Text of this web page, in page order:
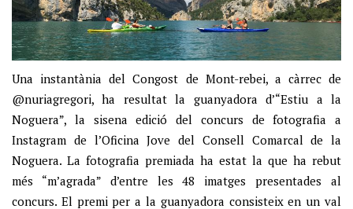
Una instantània del Congost de Mont-rebei, a càrrec de
@nuriagregori, ha resultat la guanyadora d’“Estiu a la
Noguera”, la sisena edició del concurs de fotografia a
Instagram de l’Oficina Jove del Consell Comarcal de la
Noguera. La fotografia premiada ha estat la que ha rebut
més “m’agrada” d’entre les 48 imatges presentades al
concurs. El premi per a la guanyadora consisteix en un val